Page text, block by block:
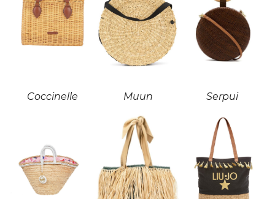
Coccinelle Muun Serpui